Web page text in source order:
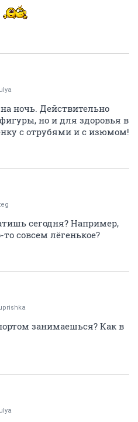
ночь. Действительно
но и для здоровья в
с отрубями и с изюмом!
сегодня? Например,
совсем лёгенькое?
занимаешься? Как в